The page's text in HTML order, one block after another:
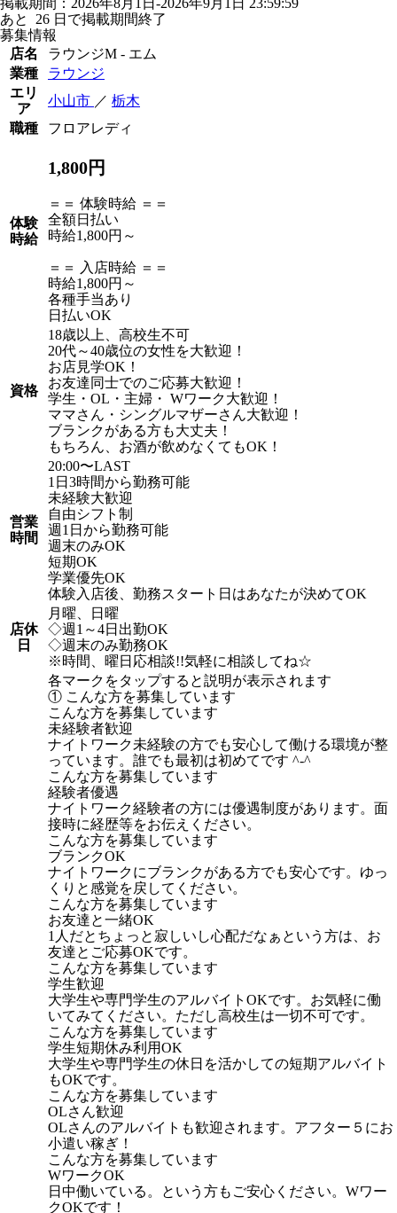
掲載期間：2026年8月1日-2026年9月1日 23:59:59
あと 26 日で掲載期間終了
募集情報
店名
ラウンジM - エム
業種
ラウンジ
エリ
ア
小山市 ／ 栃木
職種
フロアレディ
体験
時給
1,800円
＝＝ 体験時給 ＝＝
全額日払い
時給1,800円～
＝＝ 入店時給 ＝＝
時給1,800円～
各種手当あり
日払いOK
資格
18歳以上、高校生不可
20代～40歳位の女性を大歓迎！
お店見学OK！
お友達同士でのご応募大歓迎！
学生・OL・主婦・ Wワーク大歓迎！
ママさん・シングルマザーさん大歓迎！
ブランクがある方も大丈夫！
もちろん、お酒が飲めなくてもOK！
営業
時間
20:00〜LAST
1日3時間から勤務可能
未経験大歓迎
自由シフト制
週1日から勤務可能
週末のみOK
短期OK
学業優先OK
体験入店後、勤務スタート日はあなたが決めてOK
店休
日
月曜、日曜
◇週1～4日出勤OK
◇週末のみ勤務OK
※時間、曜日応相談!!気軽に相談してね☆
各マークをタップすると説明が表示されます
① こんな方を募集しています
こんな方を募集しています
未経験者歓迎
ナイトワーク未経験の方でも安心して働ける環境が整
っています。誰でも最初は初めてです ^-^
こんな方を募集しています
経験者優遇
ナイトワーク経験者の方には優遇制度があります。面
接時に経歴等をお伝えください。
こんな方を募集しています
ブランクOK
ナイトワークにブランクがある方でも安心です。ゆっ
くりと感覚を戻してください。
こんな方を募集しています
お友達と一緒OK
1人だとちょっと寂しいし心配だなぁという方は、お
友達とご応募OKです。
こんな方を募集しています
学生歓迎
大学生や専門学生のアルバイトOKです。お気軽に働
いてみてください。ただし高校生は一切不可です。
こんな方を募集しています
学生短期休み利用OK
大学生や専門学生の休日を活かしての短期アルバイト
もOKです。
こんな方を募集しています
OLさん歓迎
OLさんのアルバイトも歓迎されます。アフター５にお
小遣い稼ぎ！
こんな方を募集しています
WワークOK
日中働いている。という方もご安心ください。Wワー
クOKです！